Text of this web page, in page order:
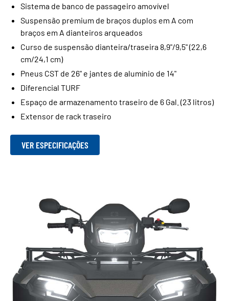
Sistema de banco de passageiro amovível
Suspensão premium de braços duplos em A com
braços em A dianteiros arqueados
Curso de suspensão dianteira/traseira 8,9"/9,5" (22,6
cm/24,1 cm)
Pneus CST de 26" e jantes de alumínio de 14"
Diferencial TURF
Espaço de armazenamento traseiro de 6 Gal. (23 litros)
Extensor de rack traseiro
VER ESPECIFICAÇÕES